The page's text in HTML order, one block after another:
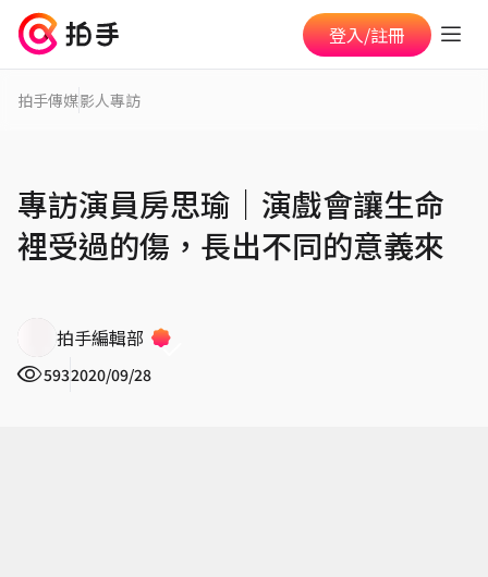
登入/註冊
拍手傳媒影人專訪
專訪演員房思瑜｜演戲會讓生命
裡受過的傷，長出不同的意義來
拍手編輯部
5932020/09/28